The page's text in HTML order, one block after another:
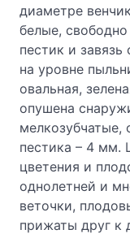
диаметре
белые,
пестик и
на уровне
овальная,
опушена
пестика – 4 мм.
цветения и
однолетней и
веточки,
прижаты друг к